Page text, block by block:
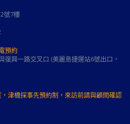
號7樓
預約
復興一路交叉口 (美麗島捷運站6號出口，
津橋採事先預約制，來訪前請與顧問確認